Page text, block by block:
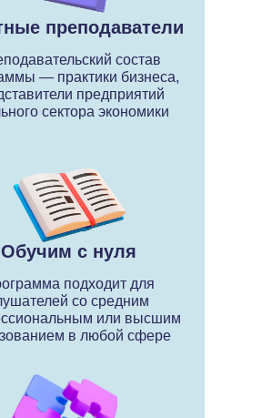
преподаватели
состав
— практики бизнеса,
предприятий
сектора экономики
Обучим с нуля
подходит для
со средним
или высшим
в любой сфере